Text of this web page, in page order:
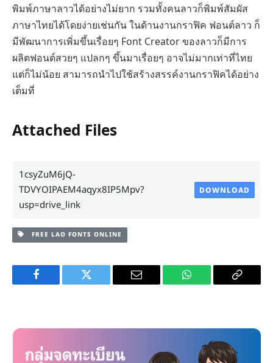
พิมพ์ภาษาลาวได้อย่างไม่ยาก รวมทั้งคนลาวก็พิมพ์สัมผัส
ภาษาไทยได้โดยง่ายเช่นกัน ในด้านงานกราฟิค ฟอนต์ลาว ก็
มีพัฒนาการเพิ่มขึ้นเรื่อยๆ Font Creator ของลาวก็มีการ
ผลิตฟอนต์สวยๆ แปลกๆ ขึ้นมาเรื่อยๆ อาจไม่มากเท่าที่ไทย
แต่ก็ไม่น้อย สามารถนำไปใช้สร้างสรรค์งานกราฟิคได้อย่าง
เต็มที่
Attached Files
1csyZuM6jQ-
TDVYOIPAEM4aqyx8IP5Mpv?
usp=drive_link
DOWNLOAD
FREE LAO FONTS ONLINE
Facebook Twitter Email WhatsApp Copy